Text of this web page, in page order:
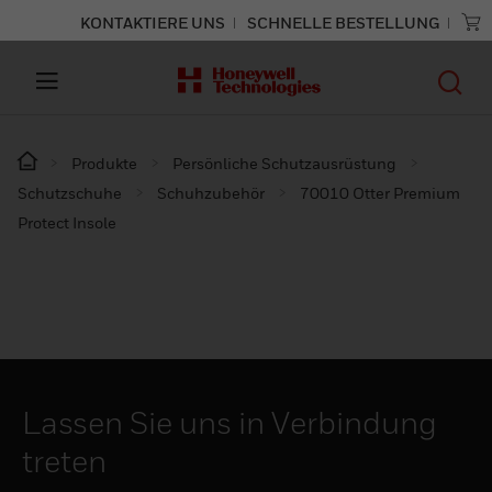
KONTAKTIERE UNS SCHNELLE BESTELLUNG
Produkte
Persönliche Schutzausrüstung
Schutzschuhe
Schuhzubehör
70010 Otter Premium
Protect Insole
Lassen Sie uns in Verbindung
treten